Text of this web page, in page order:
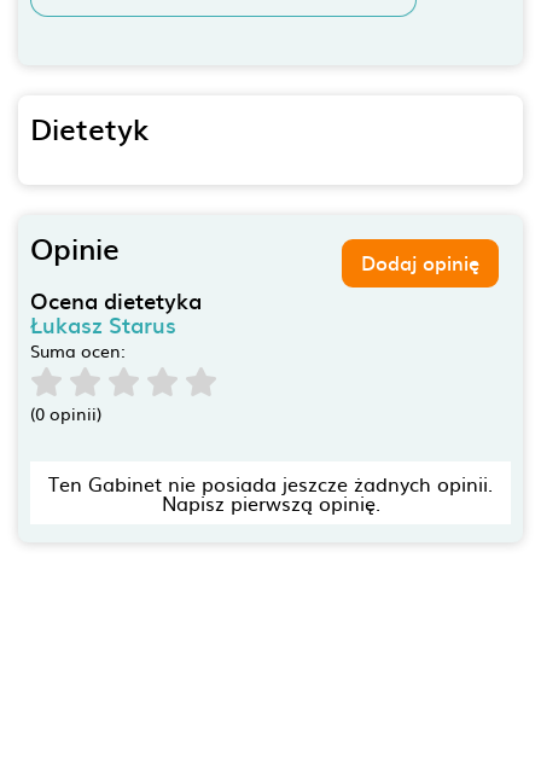
Dietetyk
Opinie Dodaj opinię
Ocena dietetyka
Łukasz Starus
Suma ocen:
(0 opinii)
Ten Gabinet nie posiada jeszcze żadnych opinii.
Napisz pierwszą opinię.